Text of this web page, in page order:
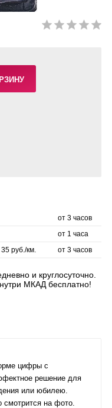
от 3 часов
от 1 часа
руб./км. от 3 часов
и круглосуточно.
МКАД бесплатно!
цифры с
решение для
или юбилею.
смотрится на фото.